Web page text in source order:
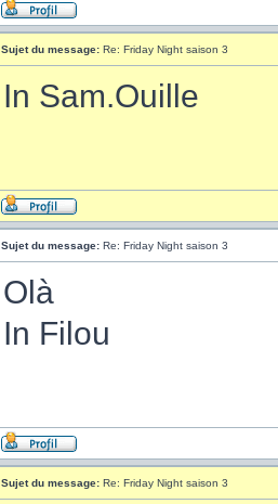
Sujet du message: Re: Friday Night saison 3
In Sam.Ouille
Sujet du message: Re: Friday Night saison 3
Olà
In Filou
Sujet du message: Re: Friday Night saison 3